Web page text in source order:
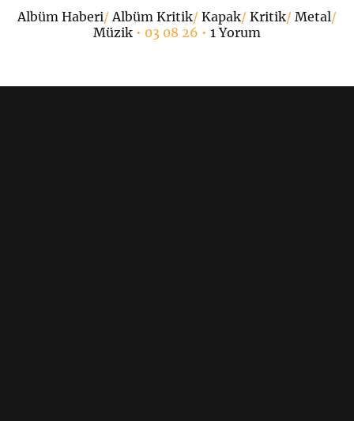
Albüm Haberi/Albüm Kritik/ Kapak/ Kritik/ Metal/
Müzik• 03 08 26 • 1 Yorum